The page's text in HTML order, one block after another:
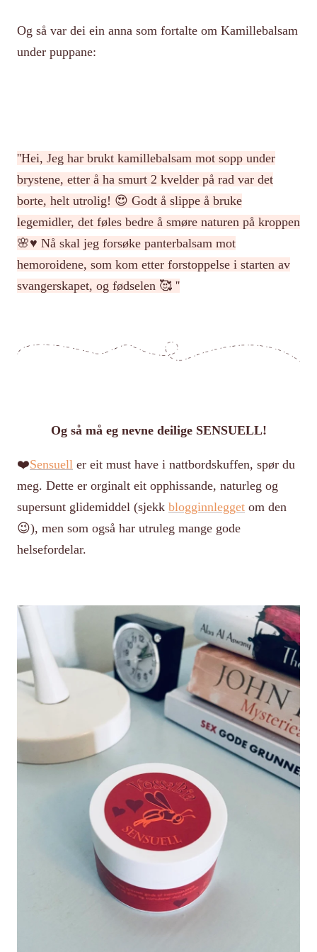
Og så var dei ein anna som fortalte om Kamillebalsam
under puppane:
''Hei, Jeg har brukt kamillebalsam mot sopp under
brystene, etter å ha smurt 2 kvelder på rad var det
borte, helt utrolig! 😍 Godt å slippe å bruke
legemidler, det føles bedre å smøre naturen på kroppen
🌸♥️ Nå skal jeg forsøke panterbalsam mot
hemoroidene, som kom etter forstoppelse i starten av
svangerskapet, og fødselen 🥰 ''
Og så må eg nevne deilige SENSUELL!
❤️Sensuell er eit must have i nattbordskuffen, spør du
meg. Dette er orginalt eit opphissande, naturleg og
supersunt glidemiddel (sjekk blogginnlegget om den
😉), men som også har utruleg mange gode
helsefordelar.